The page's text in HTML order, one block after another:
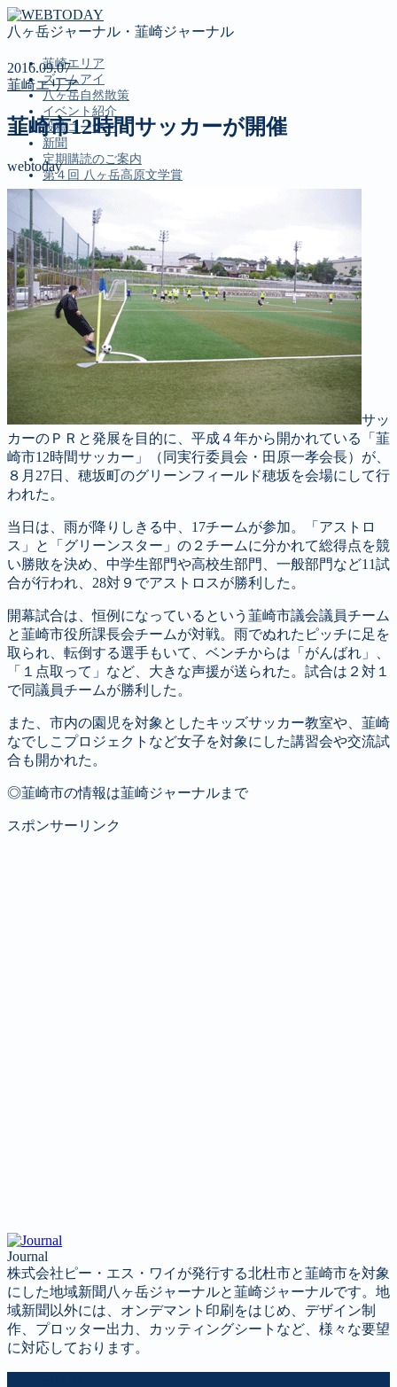
八ヶ岳ジャーナル・韮崎ジャーナル
韮崎エリア
ズームアイ
八ヶ岳自然散策
イベント紹介
投稿コーナー
新聞
定期購読のご案内
第４回 八ヶ岳高原文学賞
MENU
韮崎エリア
ズームアイ
八ヶ岳自然散策
イベント紹介
投稿コーナー
新聞
定期購読のご案内
第４回 八ヶ岳高原文学賞
2016.09.07
韮崎エリア
韮崎市12時間サッカーが開催
webtoday
サッ
カーのＰＲと発展を目的に、平成４年から開かれている「韮
崎市12時間サッカー」（同実行委員会・田原一孝会長）が、
８月27日、穂坂町のグリーンフィールド穂坂を会場にして行
われた。
当日は、雨が降りしきる中、17チームが参加。「アストロ
ス」と「グリーンスター」の２チームに分かれて総得点を競
い勝敗を決め、中学生部門や高校生部門、一般部門など11試
合が行われ、28対９でアストロスが勝利した。
開幕試合は、恒例になっているという韮崎市議会議員チーム
と韮崎市役所課長会チームが対戦。雨でぬれたピッチに足を
取られ、転倒する選手もいて、ベンチからは「がんばれ」、
「１点取って」など、大きな声援が送られた。試合は２対１
で同議員チームが勝利した。
また、市内の園児を対象としたキッズサッカー教室や、韮崎
なでしこプロジェクトなど女子を対象にした講習会や交流試
合も開かれた。
◎韮崎市の情報は韮崎ジャーナルまで
スポンサーリンク
Journal
株式会社ピー・エス・ワイが発行する北杜市と韮崎市を対象
にした地域新聞八ヶ岳ジャーナルと韮崎ジャーナルです。地
域新聞以外には、オンデマント印刷をはじめ、デザイン制
作、プロッター出力、カッティングシートなど、様々な要望
に対応しております。